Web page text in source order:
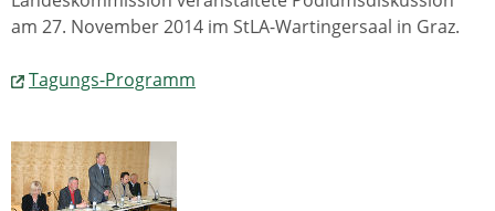
am 27. November 2014 im StLA-Wartingersaal in Graz.
Tagungs-Programm